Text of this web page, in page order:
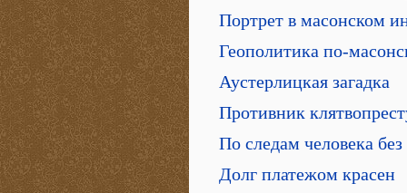
Портрет в масонском
Геополитика по-
Аустерлицкая загадка
Противник
По следам человека без
Долг платежом красен